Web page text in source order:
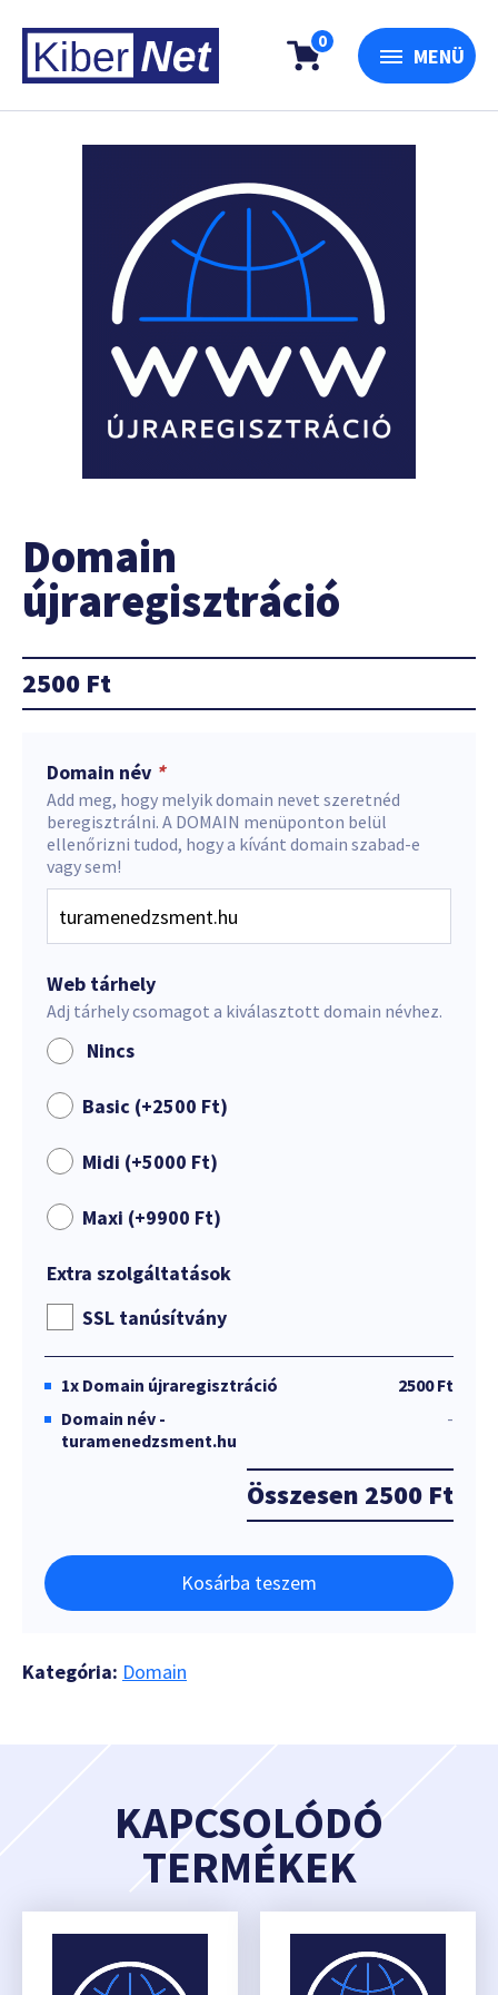
0
MENÜ
Domain
újraregisztráció
2500 Ft
Domain név *
Add meg, hogy melyik domain nevet szeretnéd
beregisztrálni. A DOMAIN menüponton belül
ellenőrizni tudod, hogy a kívánt domain szabad-e
vagy sem!
Web tárhely
Adj tárhely csomagot a kiválasztott domain névhez.
Nincs
Basic (+2500 Ft)
Midi (+5000 Ft)
Maxi (+9900 Ft)
Extra szolgáltatások
SSL tanúsítvány
1x Domain újraregisztráció
2500 Ft
Domain név -
turamenedzsment.hu
-
Összesen 2500 Ft
Kosárba teszem
Kategória: Domain
KAPCSOLÓDÓ
TERMÉKEK